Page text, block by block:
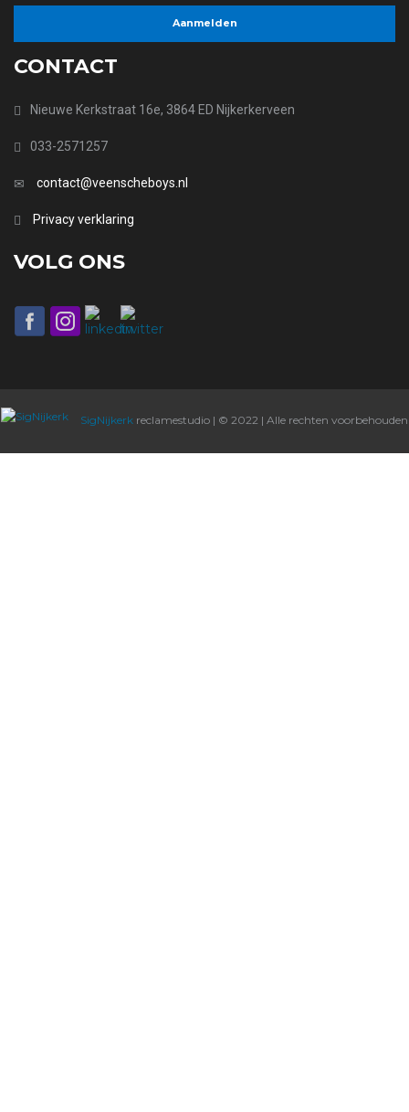
CONTACT
Nieuwe Kerkstraat 16e, 3864 ED Nijkerkerveen
033-2571257
contact@veenscheboys.nl
Privacy verklaring
VOLG ONS
SigNijkerk reclamestudio | © 2022 | Alle rechten voorbehouden